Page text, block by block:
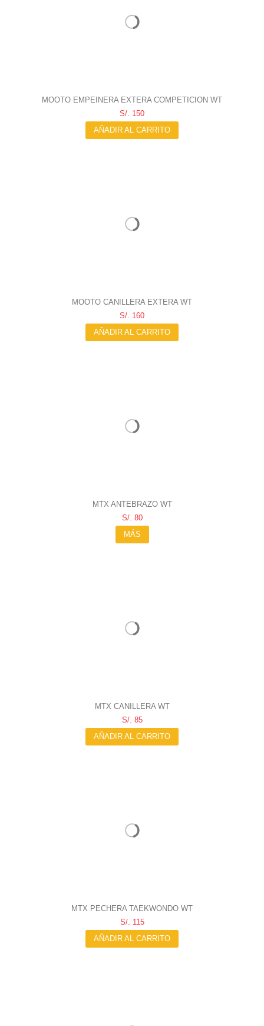
MOOTO EMPEINERA EXTERA COMPETICION WT
S/. 150
AÑADIR AL CARRITO
MOOTO CANILLERA EXTERA WT
S/. 160
AÑADIR AL CARRITO
MTX ANTEBRAZO WT
S/. 80
MÁS
MTX CANILLERA WT
S/. 85
AÑADIR AL CARRITO
MTX PECHERA TAEKWONDO WT
S/. 115
AÑADIR AL CARRITO